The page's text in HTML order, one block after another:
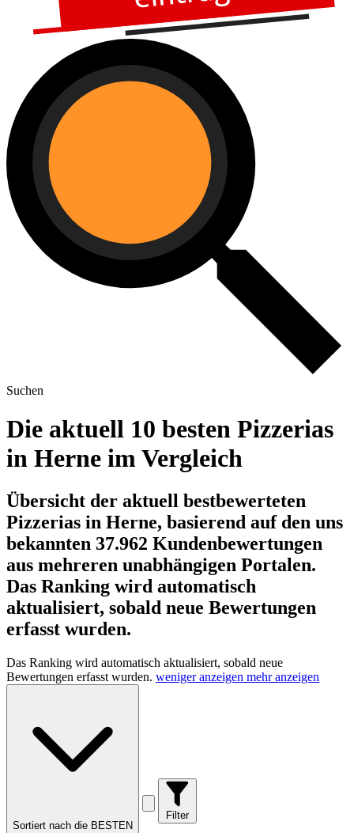
Suchen
Die aktuell 10 besten Pizzerias
in Herne im Vergleich
Übersicht der aktuell bestbewerteten
Pizzerias in Herne, basierend auf den uns
bekannten 37.962 Kundenbewertungen
aus mehreren unabhängigen Portalen.
Das Ranking wird automatisch
aktualisiert, sobald neue Bewertungen
erfasst wurden.
Das Ranking wird automatisch aktualisiert, sobald neue
Bewertungen erfasst wurden. weniger anzeigen mehr anzeigen
Sortiert nach die BESTEN
Filter